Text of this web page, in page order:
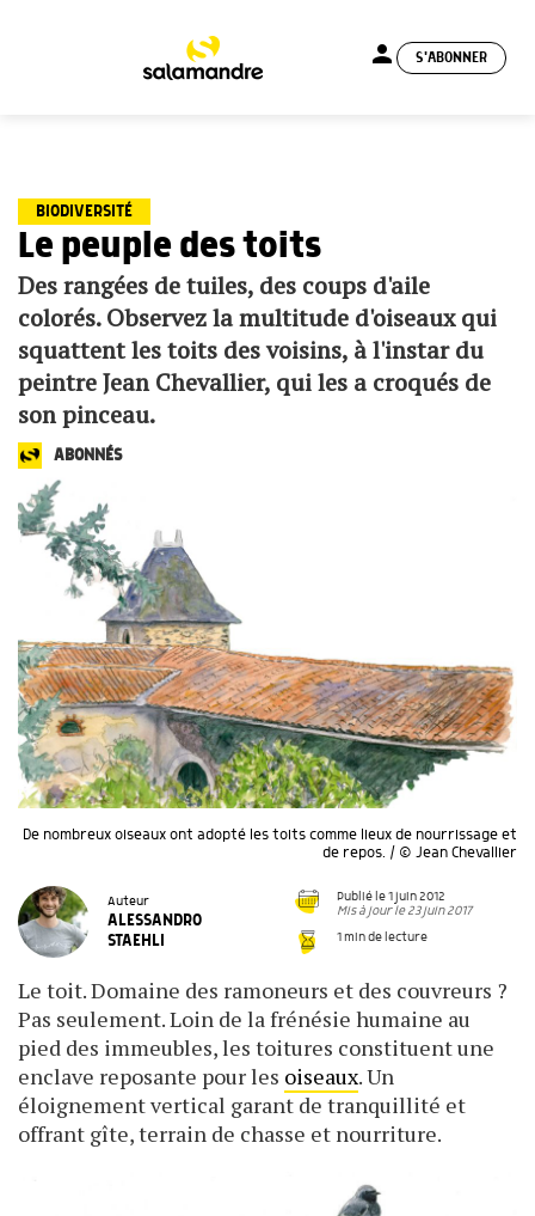
person S'ABONNER
BIODIVERSITÉ
Le peuple des toits
Des rangées de tuiles, des coups d'aile
colorés. Observez la multitude d'oiseaux qui
squattent les toits des voisins, à l'instar du
peintre Jean Chevallier, qui les a croqués de
son pinceau.
ABONNÉS
De nombreux oiseaux ont adopté les toits comme lieux de nourrissage et
de repos. / © Jean Chevallier
Auteur
ALESSANDRO
STAEHLI
Publié le 1 juin 2012
Mis à jour le 23 juin 2017
1 min de lecture
Le toit. Domaine des ramoneurs et des couvreurs ?
Pas seulement. Loin de la frénésie humaine au
pied des immeubles, les toitures constituent une
enclave reposante pour les oiseaux. Un
éloignement vertical garant de tranquillité et
offrant gîte, terrain de chasse et nourriture.